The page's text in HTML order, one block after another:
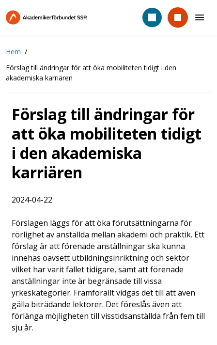
till
Hem
Förslag till ändringar för att öka mobiliteten tidigt i den
akademiska karriären
Förslag till ändringar för
att öka mobiliteten tidigt
i den akademiska
karriären
2024-04-22
Förslagen läggs för att öka förutsättningarna för
rörlighet av anställda mellan akademi och praktik. Ett
förslag är att förenade anställningar ska kunna
innehas oavsett utbildningsinriktning och sektor
vilket har varit fallet tidigare, samt att förenade
anställningar inte är begränsade till vissa
yrkeskategorier. Framförallt vidgas det till att även
gälla biträdande lektorer. Det föreslås även att
förlänga möjligheten till visstidsanställda från fem till
sju år.